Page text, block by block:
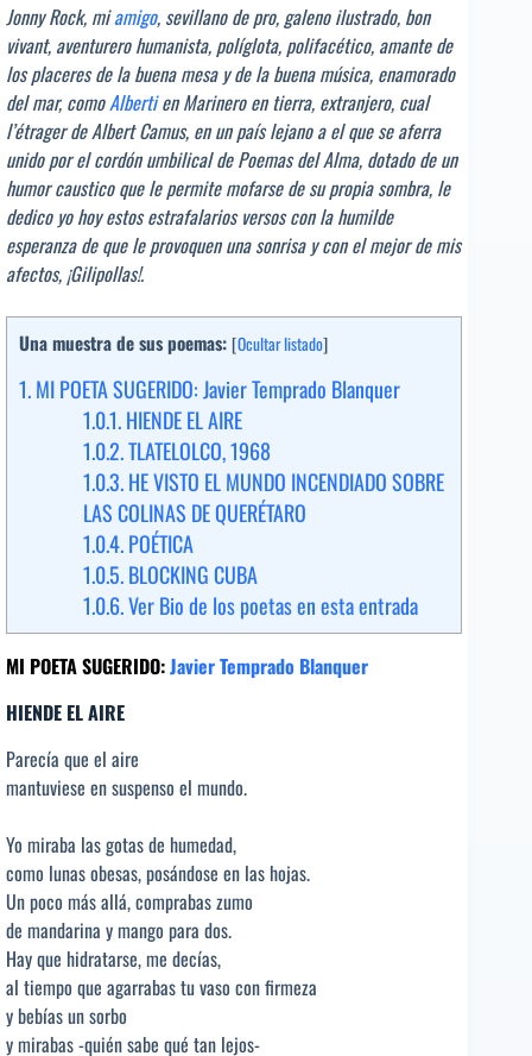
Jonny Rock, miamigo, sevillano de pro, galeno ilustrado, bon
vivant, aventurero humanista, políglota, polifacético, amante de
los placeres de la buena mesa y de la buena música, enamorado
del mar, comoAlbertien Marinero en tierra, extranjero, cual
l’étrager de Albert Camus, en un país lejano a el que se aferra
unido por el cordón umbilical de Poemas del Alma, dotado de un
humor caustico que le permite mofarse de su propia sombra, le
dedico yo hoy estos estrafalarios versos con la humilde
esperanza de que le provoquen una sonrisa y con el mejor de mis
afectos, ¡Gilipollas!.
Una muestra de sus poemas: [Ocultar listado]
1.MI POETA SUGERIDO: Javier Temprado Blanquer
1.0.1.HIENDE EL AIRE
1.0.2.TLATELOLCO, 1968
1.0.3.HE VISTO EL MUNDO INCENDIADO SOBRE
LAS COLINAS DE QUERÉTARO
1.0.4.POÉTICA
1.0.5.BLOCKING CUBA
1.0.6.Ver Bio de los poetas en esta entrada
MI POETA SUGERIDO:Javier Temprado Blanquer
HIENDE EL AIRE
Parecía que el aire
mantuviese en suspenso el mundo.
Yo miraba las gotas de humedad,
como lunas obesas, posándose en las hojas.
Un poco más allá, comprabas zumo
de mandarina y mango para dos.
Hay que hidratarse, me decías,
al tiempo que agarrabas tu vaso con firmeza
y bebías un sorbo
y mirabas -quién sabe qué tan lejos-